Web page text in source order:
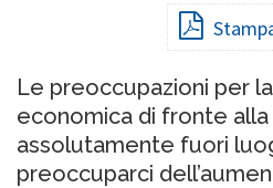
Le preoccupazioni per
economica di fronte alla
assolutamente fuori
preoccuparci